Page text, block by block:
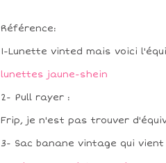
Référence:
1-Lunette vinted mais voici
lunettes jaune-shein
2- Pull rayer :
Frip, je n'est pas trouver
3- Sac banane vintage qui